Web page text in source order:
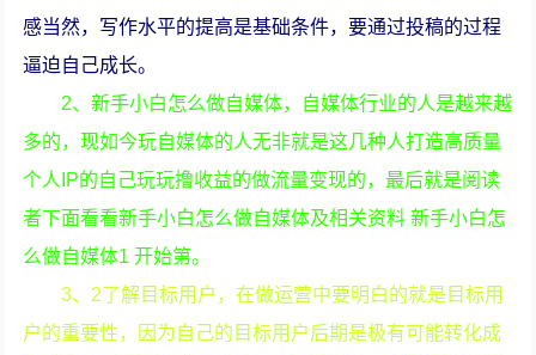
感当然，写作水平的提高是基础条件，要通过投稿的过程
逼迫自己成长。
2、新手小白怎么做自媒体，自媒体行业的人是越来越
多的，现如今玩自媒体的人无非就是这几种人打造高质量
个人IP的自己玩玩撸收益的做流量变现的，最后就是阅读
者下面看看新手小白怎么做自媒体及相关资料 新手小白怎
么做自媒体1 开始第。
3、2了解目标用户，在做运营中要明白的就是目标用
户的重要性，因为自己的目标用户后期是极有可能转化成